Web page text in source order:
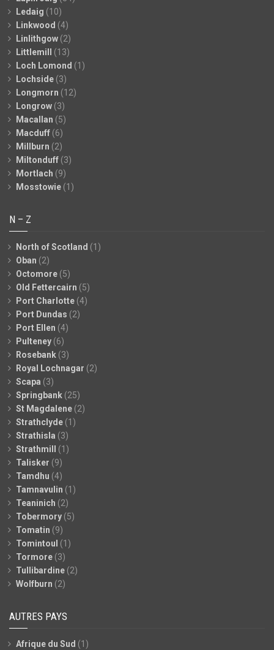
Ledaig (10)
Linkwood (4)
Linlithgow (2)
Littlemill
(13)
Loch Lomond (1)
Lochside (3)
Longmorn (12)
Longrow (3)
Macallan (5)
Macduff (6)
Millburn (2)
Miltonduff (3)
Mortlach (9)
Mosstowie (1)
N – Z
North of Scotland (1)
Oban (2)
Octomore (5)
Old Fettercairn (5)
Port Charlotte (4)
Port Dundas (2)
Port Ellen (4)
Pulteney (6)
Rosebank (3)
Royal Lochnagar (2)
Scapa (3)
Springbank (25)
St Magdalene (2)
Strathclyde (1)
Strathisla (3)
Strathmill
(1)
Talisker (9)
Tamdhu (4)
Tamnavulin (1)
Teaninich (2)
Tobermory (5)
Tomatin (9)
Tomintoul (1)
Tormore (3)
Tullibardine (2)
Wolfburn (2)
AUTRES PAYS
Afrique du Sud (1)